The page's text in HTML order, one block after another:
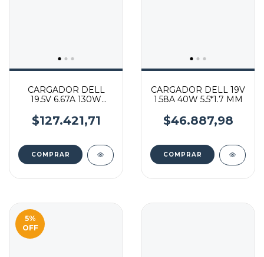
CARGADOR DELL
19.5V 6.67A 130W
$127.421,71
CARGADOR DELL 19V
1.58A 40W 5.5*1.7 MM
$46.887,98
5%
OFF